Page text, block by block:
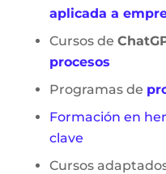
aplicada a
Cursos de
procesos
Programas de
Formación en
clave
Cursos